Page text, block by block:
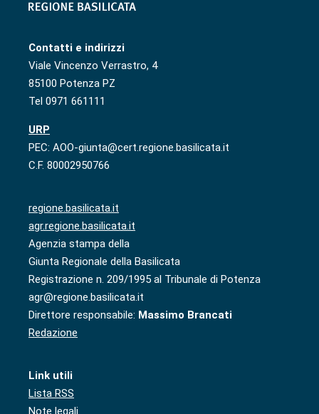
Contatti e indirizzi
Viale Vincenzo Verrastro, 4
85100 Potenza PZ
Tel 0971 661111
URP
PEC: AOO-giunta@cert.regione.basilicata.it
C.F. 80002950766
regione.basilicata.it
agr.regione.basilicata.it
Agenzia stampa della
Giunta Regionale della Basilicata
Registrazione n. 209/1995 al Tribunale di Potenza
agr@regione.basilicata.it
Direttore responsabile: Massimo Brancati
Redazione
Link utili
Lista RSS
Note legali